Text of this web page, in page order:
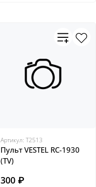
Артикул: Т2513
Пульт VESTEL RC-1930
(TV)
300 ₽